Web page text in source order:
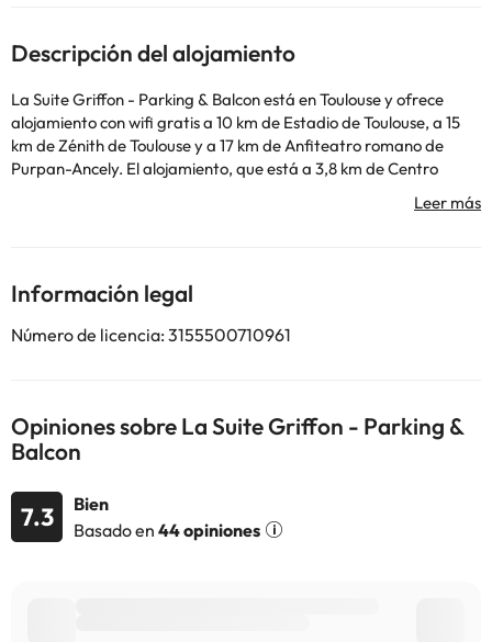
Descripción del alojamiento
La Suite Griffon - Parking & Balcon está en Toulouse y ofrece
alojamiento con wifi gratis a 10 km de Estadio de Toulouse, a 15
km de Zénith de Toulouse y a 17 km de Anfiteatro romano de
Purpan-Ancely. El alojamiento, que está a 3,8 km de Centro
Congresos y Exposiciones Diagora, dispone de jardín y parking
En este alojamiento no se pueden celebrar despedidas de soltero
o soltera ni fiestas similares. Gestionado por un particular
alojamiento. Si tienes dudas, contáctanos.
Información legal
Número de licencia: 3155500710961
Opiniones sobre La Suite Griffon - Parking &
Balcon
7.3
Bien
Basado en 44 opiniones